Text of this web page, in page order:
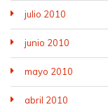
julio 2010
junio 2010
mayo 2010
abril 2010